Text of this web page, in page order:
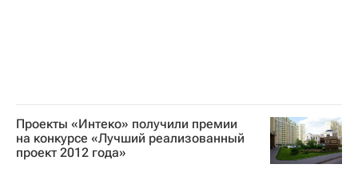
Проекты «Интеко» получили премии
на конкурсе «Лучший реализованный
проект 2012 года»